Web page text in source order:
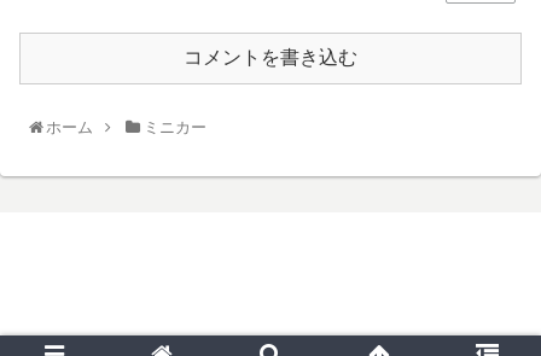
コメントを書き込む
ホーム ミニカー